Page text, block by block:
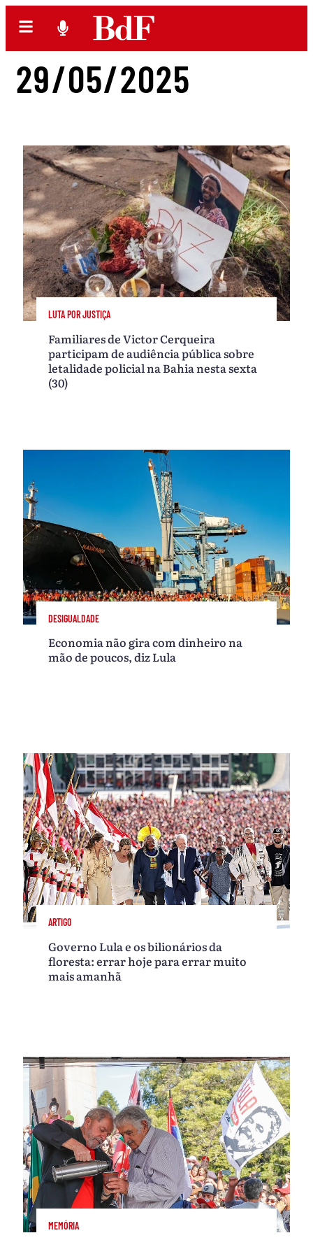
29/05/2025
LUTA POR JUSTIÇA
Familiares de Victor Cerqueira
participam de audiência pública sobre
letalidade policial na Bahia nesta sexta
(30)
DESIGUALDADE
Economia não gira com dinheiro na
mão de poucos, diz Lula
ARTIGO
Governo Lula e os bilionários da
floresta: errar hoje para errar muito
mais amanhã
MEMÓRIA